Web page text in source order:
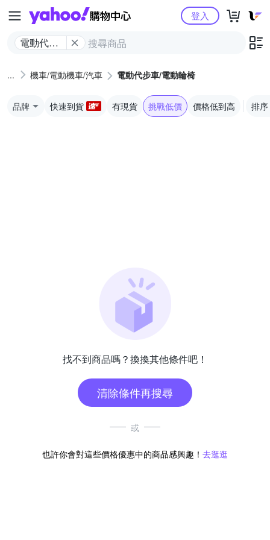
Yahoo購物中心
電動代步
椅
登入
機車/電動機車/汽車 電動代步車/電動輪椅
品牌 快速到貨 有現貨 挑戰低價 價格低到高 排序
找不到商品嗎？換換其他條件吧！
清除條件再搜尋
或
也許你會對這些價格優惠中的商品感興趣！ 去逛逛